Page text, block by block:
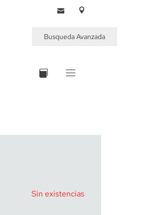
Busqueda Avanzada
Sin existencias